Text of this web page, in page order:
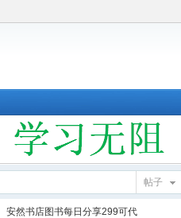
帖子
安然书店图书每日分享299可代